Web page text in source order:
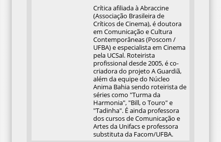
Crítica afiliada à Abraccine
(Associação Brasileira de
Críticos de Cinema), é doutora
em Comunicação e Cultura
Contemporâneas (Poscom /
UFBA) e especialista em Cinema
pela UCSal. Roteirista
profissional desde 2005, é co-
criadora do projeto A Guardiã,
além da equipe do Núcleo
Anima Bahia sendo roteirista de
séries como "Turma da
Harmonia", "Bill, o Touro" e
"Tadinha". É ainda professora
dos cursos de Comunicação e
Artes da Unifacs e professora
substituta da Facom/UFBA.